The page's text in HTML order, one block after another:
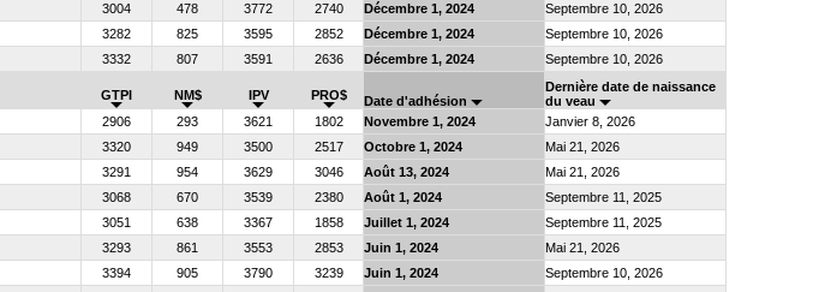
3004 478 3772 2740 Décembre 1, 2024
Septembre 10, 2026
3282 825 3595 2852 Décembre 1, 2024
Septembre 10, 2026
3332 807 3591 2636 Décembre 1, 2024 Septembre 10, 2026
GTPI NM$ IPV PRO$ Date d'adhésion
Dernière date de naissance
du veau
2906 293 3621 1802 Novembre 1, 2024
Janvier 8, 2026
3320 949 3500 2517 Octobre 1, 2024
Mai 21, 2026
3291 954 3629 3046 Août 13, 2024
Mai 21, 2026
3068 670 3539 2380 Août 1, 2024
Septembre 11, 2025
3051 638 3367 1858 Juillet 1, 2024
Septembre 11, 2025
3293 861 3553 2853 Juin 1, 2024
Mai 21, 2026
3394 905 3790 3239 Juin 1, 2024
Septembre 10, 2026